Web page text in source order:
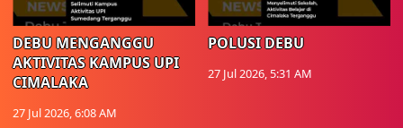
DEBU MENGANGGU
AKTIVITAS KAMPUS UPI
CIMALAKA
27 Jul 2026, 6:08 AM
POLUSI DEBU
27 Jul 2026, 5:31 AM